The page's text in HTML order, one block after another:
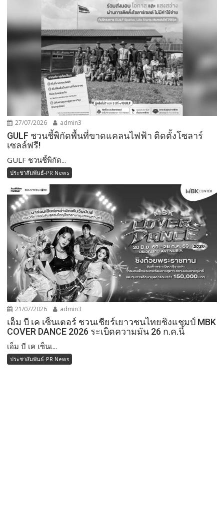
27/07/2026 admin3
GULF ชวนชี้พิกัดพื้นที่ขาดแคลนไฟฟ้า ติดตั้งโซลาร์
เซลล์ฟรี!
GULF ชวนชี้พิกัด...
ประชาสัมพันธ์-PR News
21/07/2026 admin3
เอ็ม บี เค เซ็นเตอร์ ชวนเชียร์เยาวชนไทยชิงแชมป์ MBK
COVER DANCE 2026 ระเบิดความมัน 26 ก.ค.นี้
เอ็ม บี เค เซ็นเ...
ประชาสัมพันธ์-PR News